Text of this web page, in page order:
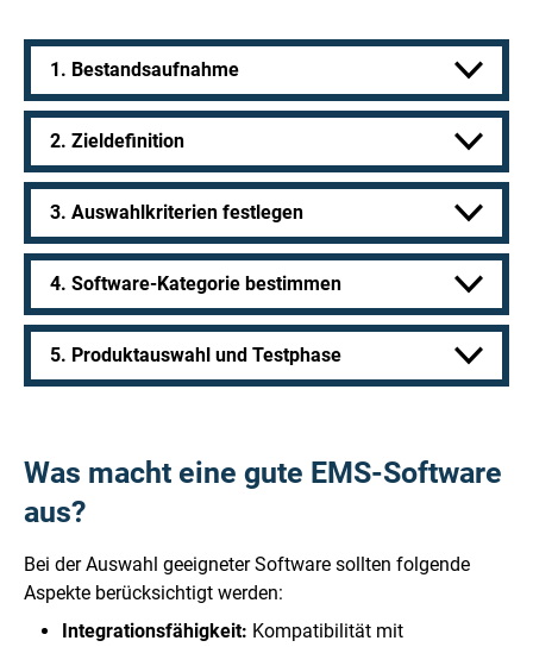
1. Bestandsaufnahme
2. Zieldefinition
3. Auswahlkriterien festlegen
4. Software-Kategorie bestimmen
5. Produktauswahl und Testphase
Was macht eine gute EMS-Software
aus?
Bei der Auswahl geeigneter Software sollten folgende
Aspekte berücksichtigt werden:
Integrationsfähigkeit: Kompatibilität mit